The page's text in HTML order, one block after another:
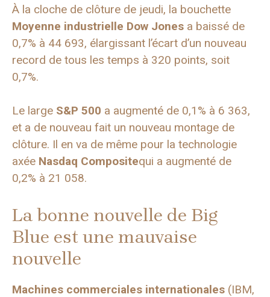
À la cloche de clôture de jeudi, la bouchette
Moyenne industrielle Dow Jones a baissé de
0,7% à 44 693, élargissant l’écart d’un nouveau
record de tous les temps à 320 points, soit
0,7%.
Le large S&P 500 a augmenté de 0,1% à 6 363,
et a de nouveau fait un nouveau montage de
clôture. Il en va de même pour la technologie
axée Nasdaq Compositequi a augmenté de
0,2% à 21 058.
La bonne nouvelle de Big
Blue est une mauvaise
nouvelle
Machines commerciales internationales (IBM,